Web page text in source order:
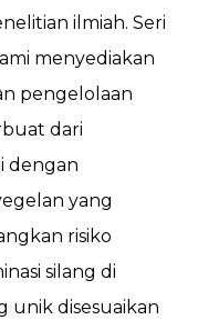
ilmiah. Seri
menyediakan
pengelolaan
dari
dengan
yang
risiko
silang di
unik disesuaikan